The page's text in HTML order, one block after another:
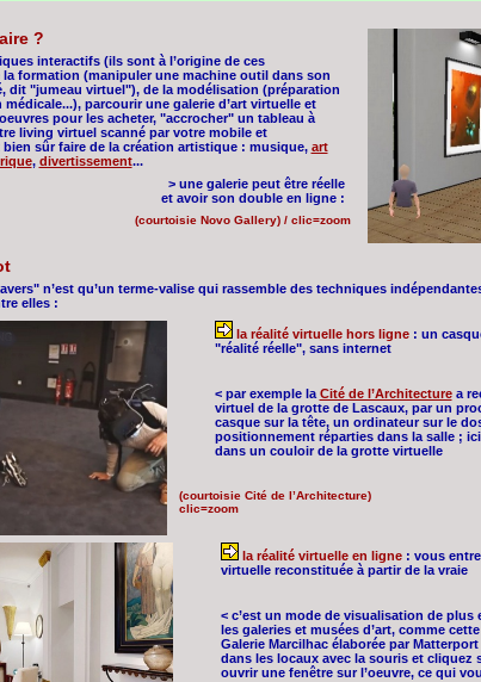
?
interactifs (ils sont à l’origine de ces
formation (manipuler une machine outil dans son
dit "jumeau virtuel"), de la modélisation (préparation
médicale...), parcourir une galerie d’art virtuelle et
pour les acheter, "accrocher" un tableau à
living virtuel scanné par votre mobile et
sûr faire de la création artistique : musique, art
, divertissement...
> une galerie peut être réelle
et avoir son double en ligne :
(courtoisie Novo Gallery) / clic=zoom
n’est qu’un terme-valise qui rassemble des techniques
elles :
la réalité virtuelle hors ligne: un
"réalité réelle", sans internet
< par exemple la Cité de l’Architecturea
virtuel de la grotte de Lascaux, par un
casque sur la tête, un ordinateur sur le
positionnement réparties dans la salle ;
dans un couloir de la grotte virtuelle
(courtoisie Cité de l’Architecture)
clic=zoom
la réalité virtuelle en ligne: vous
virtuelle reconstituée à partir de la vraie
< c’est un mode de visualisation de plus
les galeries et musées d’art, comme
Galerie Marcilhac élaborée par
dans les locaux avec la souris et cliquez
ouvrir une fenêtre sur l’oeuvre, ce qui